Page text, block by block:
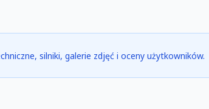
silniki, galerie zdjęć i oceny użytkowników.